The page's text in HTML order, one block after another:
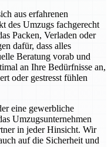
aus erfahrenen
des Umzugs fachgerecht
Packen, Verladen oder
dafür, dass alles
Beratung vorab und
an Ihre Bedürfnisse an,
oder gestresst fühlen
eine gewerbliche
Umzugsunternehmen
in jeder Hinsicht. Wir
auf die Sicherheit und